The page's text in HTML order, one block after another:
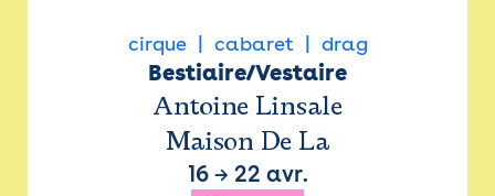
cirque cabaret drag
Bestiaire/Vestaire
Antoine Linsale
Maison De La
16→ 22 avr.